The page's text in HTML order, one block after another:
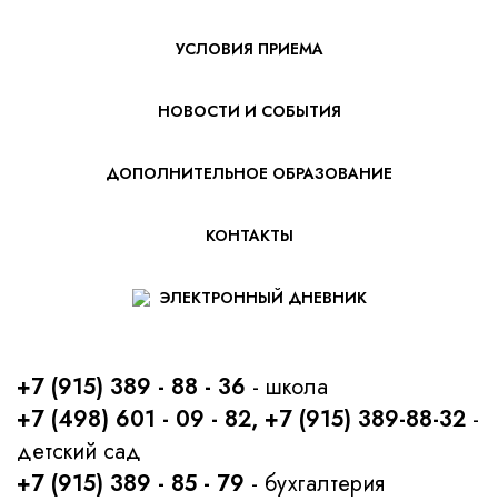
УСЛОВИЯ ПРИЕМА
НОВОСТИ И СОБЫТИЯ
ДОПОЛНИТЕЛЬНОЕ ОБРАЗОВАНИЕ
КОНТАКТЫ
ЭЛЕКТРОННЫЙ ДНЕВНИК
+7 (915) 389 - 88 - 36 - школа
+7 (498) 601 - 09 - 82, +7 (915) 389-88-32 -
детский сад
+7 (915) 389 - 85 - 79 - бухгалтерия